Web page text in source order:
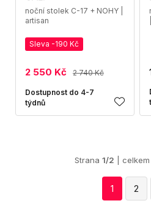
noční stolek C-17 + NOHY |
artisan
Sleva -190 Kč
2 550 Kč 2 740 Kč
Dostupnost do 4-7
týdnů
Strana 1/2 | celkem
1 2